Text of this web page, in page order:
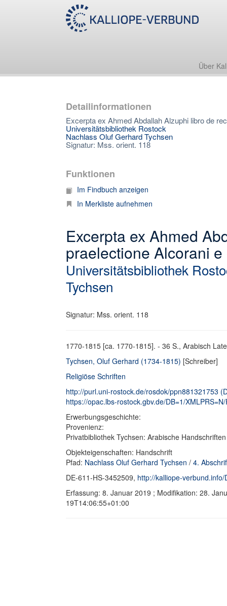
Über
Detailinformationen
Excerpta ex Ahmed Abdallah Alzuphi libro de
Universitätsbibliothek Rostock
Nachlass Oluf Gerhard Tychsen
Signatur: Mss. orient. 118
Funktionen
Im Findbuch anzeigen
In Merkliste aufnehmen
Excerpta ex Ahmed
praelectione Alcorani
Universitätsbibliothek
Tychsen
Signatur: Mss. orient. 118
1770-1815 [ca. 1770-1815]. - 36 S., Arabisch
Tychsen, Oluf Gerhard (1734-1815) [Schreiber]
Religiöse Schriften
http://purl.uni-rostock.de/rosdok/ppn881321753
https://opac.lbs-rostock.gbv.de/DB=1/
Erwerbungsgeschichte:
Provenienz:
Privatbibliothek Tychsen: Arabische
Objekteigenschaften: Handschrift
Pfad: Nachlass Oluf Gerhard Tychsen / 4.
DE-611-HS-3452509, http://kalliope-
Erfassung: 8. Januar 2019 ; Modifikation: 28.
19T14:06:55+01:00